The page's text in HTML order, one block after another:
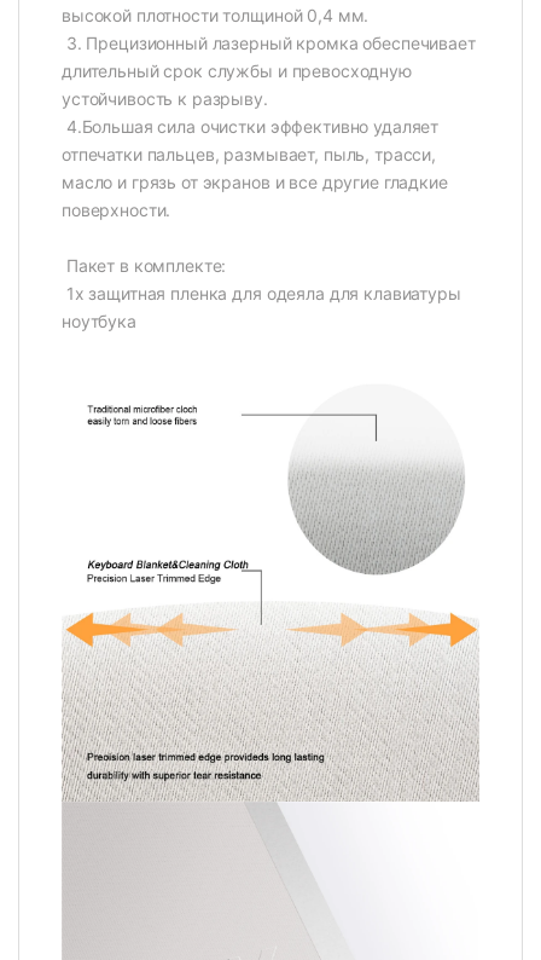
высокой плотности толщиной 0,4 мм.
​ 3. Прецизионный лазерный кромка обеспечивает
длительный срок службы и превосходную
устойчивость к разрыву.
​ 4.Большая сила очистки эффективно удаляет
отпечатки пальцев, размывает, пыль, трасси,
масло и грязь от экранов и все другие гладкие
поверхности.
​ Пакет в комплекте:
​ 1x защитная пленка для одеяла для клавиатуры
ноутбука